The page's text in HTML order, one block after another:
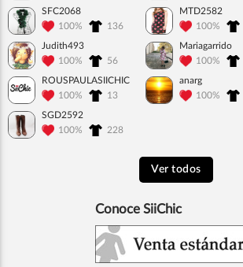
SFC2068
100%
136
MTD2582
100%
Judith493
100%
56
Mariagarrido
100%
ROUSPAULASIICHIC
100%
13
anarg
100%
SGD2592
100%
228
Ver todos
Conoce SiiChic